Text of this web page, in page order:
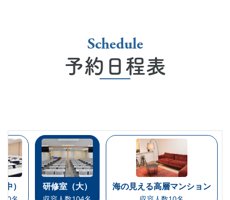
Schedule
予約日程表